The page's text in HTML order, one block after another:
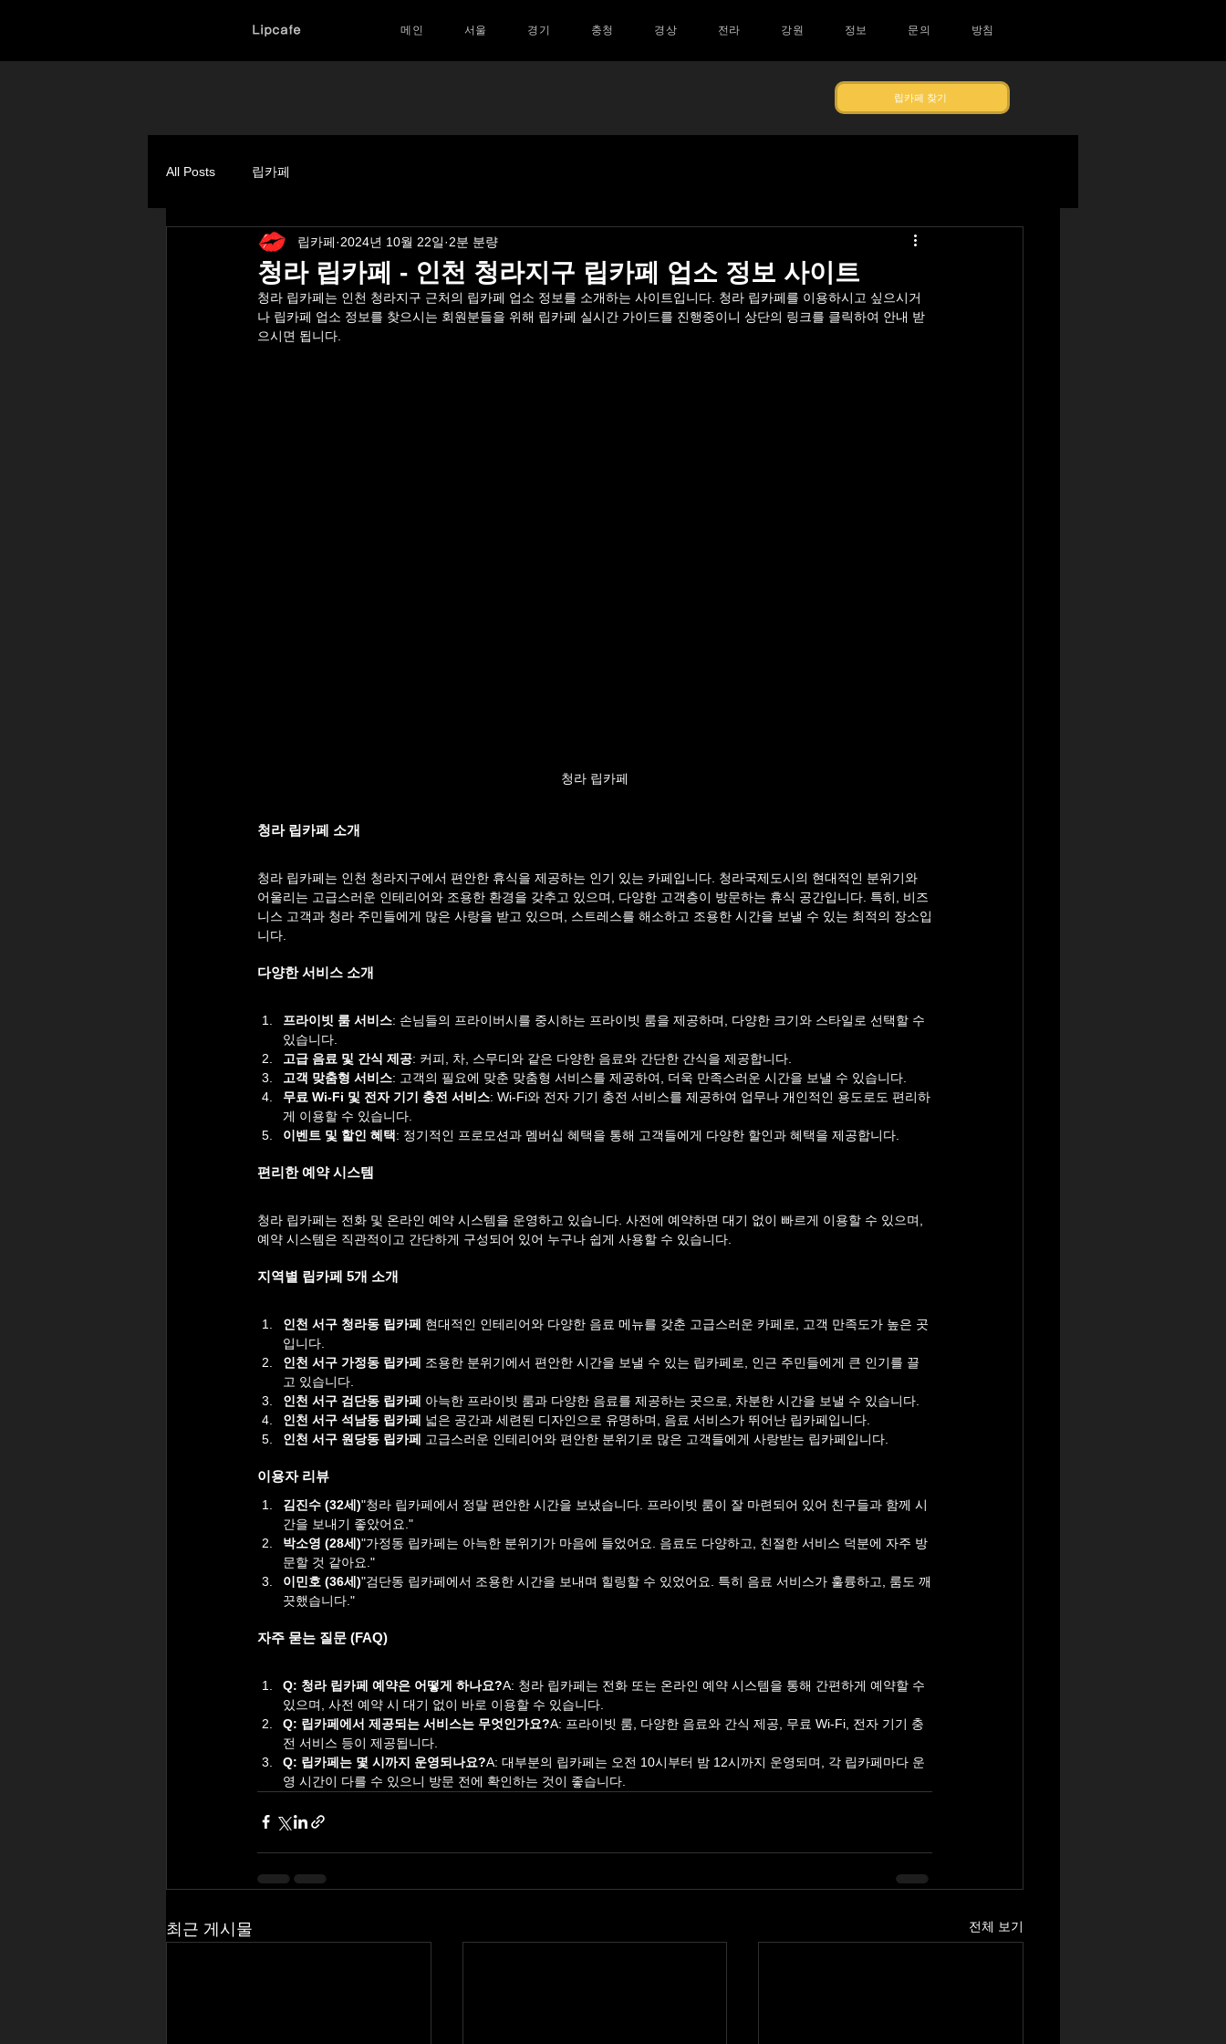
Lipcafe 메인 서울 경기 충청 경상 전라 강원 정보 문의 방침
립카페 찾기
All Posts 립카페
청라 립카페 - 인천 청라지구 립카페 업소 정보 사이트
립카페 2024년 10월 22일 2분 분량
청라 립카페는 인천 청라지구 근처의 립카페 업소 정보를 소개하는 사이트입니다. 청라 립카페를 이용하시고 싶으시거
나 립카페 업소 정보를 찾으시는 회원분들을 위해 립카페 실시간 가이드를 진행중이니 상단의 링크를 클릭하여 안내 받
으시면 됩니다.
청라 립카페
청라 립카페 소개
청라 립카페는 인천 청라지구에서 편안한 휴식을 제공하는 인기 있는 카페입니다. 청라국제도시의 현대적인 분위기와
어울리는 고급스러운 인테리어와 조용한 환경을 갖추고 있으며, 다양한 고객층이 방문하는 휴식 공간입니다. 특히, 비즈
니스 고객과 청라 주민들에게 많은 사랑을 받고 있으며, 스트레스를 해소하고 조용한 시간을 보낼 수 있는 최적의 장소입
니다.
다양한 서비스 소개
프라이빗 룸 서비스: 손님들의 프라이버시를 중시하는 프라이빗 룸을 제공하며, 다양한 크기와 스타일로 선택할 수
있습니다.
고급 음료 및 간식 제공: 커피, 차, 스무디와 같은 다양한 음료와 간단한 간식을 제공합니다.
고객 맞춤형 서비스: 고객의 필요에 맞춘 맞춤형 서비스를 제공하여, 더욱 만족스러운 시간을 보낼 수 있습니다.
무료 Wi-Fi 및 전자 기기 충전 서비스: Wi-Fi와 전자 기기 충전 서비스를 제공하여 업무나 개인적인 용도로도 편리하
게 이용할 수 있습니다.
이벤트 및 할인 혜택: 정기적인 프로모션과 멤버십 혜택을 통해 고객들에게 다양한 할인과 혜택을 제공합니다.
편리한 예약 시스템
청라 립카페는 전화 및 온라인 예약 시스템을 운영하고 있습니다. 사전에 예약하면 대기 없이 빠르게 이용할 수 있으며,
예약 시스템은 직관적이고 간단하게 구성되어 있어 누구나 쉽게 사용할 수 있습니다.
지역별 립카페 5개 소개
인천 서구 청라동 립카페 현대적인 인테리어와 다양한 음료 메뉴를 갖춘 고급스러운 카페로, 고객 만족도가 높은 곳
입니다.
인천 서구 가정동 립카페 조용한 분위기에서 편안한 시간을 보낼 수 있는 립카페로, 인근 주민들에게 큰 인기를 끌
고 있습니다.
인천 서구 검단동 립카페 아늑한 프라이빗 룸과 다양한 음료를 제공하는 곳으로, 차분한 시간을 보낼 수 있습니다.
인천 서구 석남동 립카페 넓은 공간과 세련된 디자인으로 유명하며, 음료 서비스가 뛰어난 립카페입니다.
인천 서구 원당동 립카페 고급스러운 인테리어와 편안한 분위기로 많은 고객들에게 사랑받는 립카페입니다.
이용자 리뷰
김진수 (32세)"청라 립카페에서 정말 편안한 시간을 보냈습니다. 프라이빗 룸이 잘 마련되어 있어 친구들과 함께 시
간을 보내기 좋았어요."
박소영 (28세)"가정동 립카페는 아늑한 분위기가 마음에 들었어요. 음료도 다양하고, 친절한 서비스 덕분에 자주 방
문할 것 같아요."
이민호 (36세)"검단동 립카페에서 조용한 시간을 보내며 힐링할 수 있었어요. 특히 음료 서비스가 훌륭하고, 룸도 깨
끗했습니다."
자주 묻는 질문 (FAQ)
Q: 청라 립카페 예약은 어떻게 하나요?A: 청라 립카페는 전화 또는 온라인 예약 시스템을 통해 간편하게 예약할 수
있으며, 사전 예약 시 대기 없이 바로 이용할 수 있습니다.
Q: 립카페에서 제공되는 서비스는 무엇인가요?A: 프라이빗 룸, 다양한 음료와 간식 제공, 무료 Wi-Fi, 전자 기기 충
전 서비스 등이 제공됩니다.
Q: 립카페는 몇 시까지 운영되나요?A: 대부분의 립카페는 오전 10시부터 밤 12시까지 운영되며, 각 립카페마다 운
영 시간이 다를 수 있으니 방문 전에 확인하는 것이 좋습니다.
최근 게시물 전체 보기